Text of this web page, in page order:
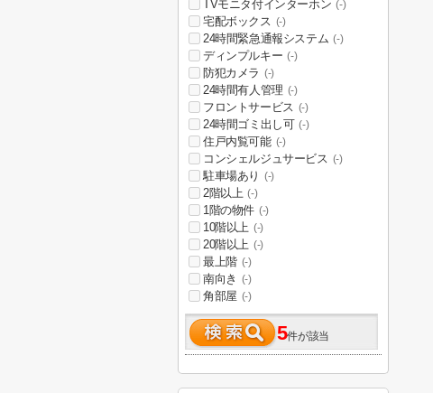
TVモニタ付インターホン (-)
宅配ボックス (-)
24時間緊急通報システム (-)
ディンプルキー (-)
防犯カメラ (-)
24時間有人管理 (-)
フロントサービス (-)
24時間ゴミ出し可 (-)
住戸内覧可能 (-)
コンシェルジュサービス (-)
駐車場あり (-)
2階以上 (-)
1階の物件 (-)
10階以上 (-)
20階以上 (-)
最上階 (-)
南向き (-)
角部屋 (-)
5件が該当